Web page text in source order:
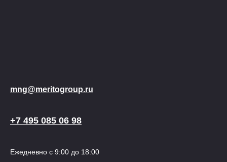
mng@meritogroup.ru
+7 495 085 06 98
Ежедневно с 9:00 до 18:00